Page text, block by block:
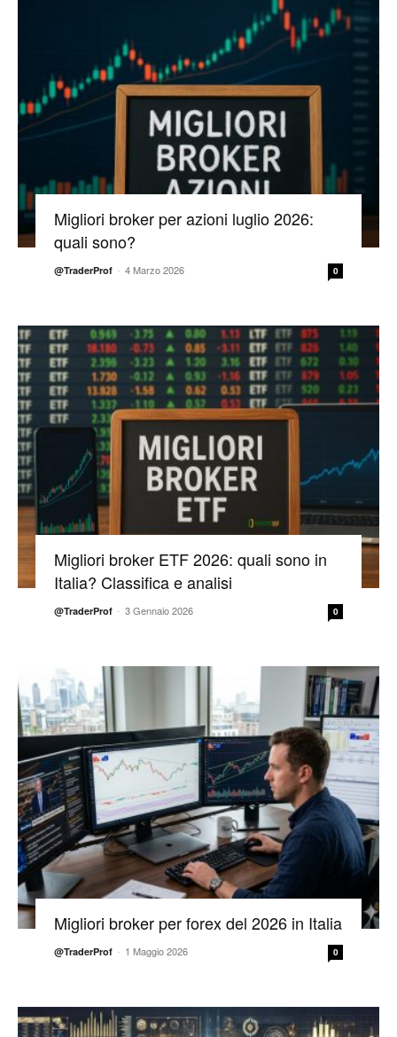
Migliori broker per azioni luglio 2026:
quali sono?
@TraderProf - 4 Marzo 2026 0
Migliori broker ETF 2026: quali sono in
Italia? Classifica e analisi
@TraderProf - 3 Gennaio 2026 0
Migliori broker per forex del 2026 in Italia
@TraderProf - 1 Maggio 2026 0